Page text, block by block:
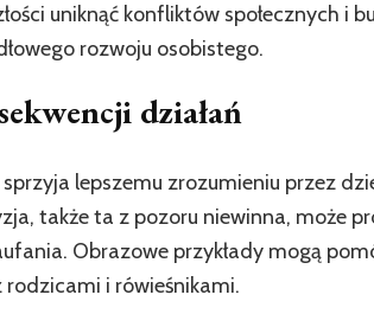
uniknąć konfliktów społecznych i
rozwoju osobistego.
działań
lepszemu zrozumieniu przez
także ta z pozoru niewinna, może
Obrazowe przykłady mogą
rodzicami i rówieśnikami.